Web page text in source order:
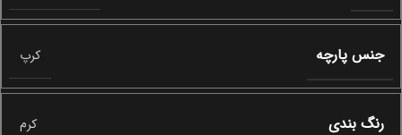
جنس پارچه کرپ
رنگ بندی کرم